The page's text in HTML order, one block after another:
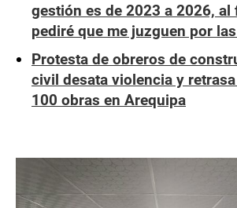
gestión es de 2023 a 2026, al
pediré que me juzguen por
Protesta de obreros de
civil desata violencia y
100 obras en Arequipa